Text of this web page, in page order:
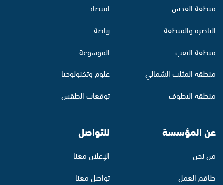
منطقة القدس
الناصرة والمنطقة
منطقة النقب
منطقة المثلث الشمالي
منطقة البطوف
اقتصاد
رياضة
الموسوعة
علوم وتكنولوجيا
توقعات الطقس
عن المؤسسة
من نحن
طاقم العمل
للتواصل
الإعلان معنا
تواصل معنا